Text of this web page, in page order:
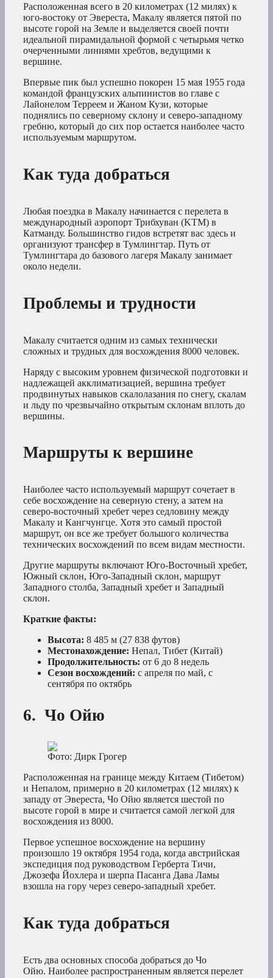
Расположенная всего в 20 километрах (12 милях) к
юго-востоку от Эвереста, Макалу является пятой по
высоте горой на Земле и выделяется своей почти
идеальной пирамидальной формой с четырьмя четко
очерченными линиями хребтов, ведущими к
вершине.
Впервые пик был успешно покорен 15 мая 1955 года
командой французских альпинистов во главе с
Лайонелом Терреем и Жаном Кузи, которые
поднялись по северному склону и северо-западному
гребню, который до сих пор остается наиболее часто
используемым маршрутом.
Как туда добраться
Любая поездка в Макалу начинается с перелета в
международный аэропорт Трибхуван (KTM) в
Катманду. Большинство гидов встретят вас здесь и
организуют трансфер в Тумлингтар. Путь от
Тумлингтара до базового лагеря Макалу занимает
около недели.
Проблемы и трудности
Макалу считается одним из самых технически
сложных и трудных для восхождения 8000 человек.
Наряду с высоким уровнем физической подготовки и
надлежащей акклиматизацией, вершина требует
продвинутых навыков скалолазания по снегу, скалам
и льду по чрезвычайно открытым склонам вплоть до
вершины.
Маршруты к вершине
Наиболее часто используемый маршрут сочетает в
себе восхождение на северную стену, а затем на
северо-восточный хребет через седловину между
Макалу и Кангчунгце. Хотя это самый простой
маршрут, он все же требует большого количества
технических восхождений по всем видам местности.
Другие маршруты включают Юго-Восточный хребет,
Южный склон, Юго-Западный склон, маршрут
Западного столба, Западный хребет и Западный
склон.
Краткие факты:
Высота: 8 485 м (27 838 футов)
Местонахождение: Непал, Тибет (Китай)
Продолжительность: от 6 до 8 недель
Сезон восхождений: с апреля по май, с
сентября по октябрь
6. Чо Ойю
Фото: Дирк Грогер
Расположенная на границе между Китаем (Тибетом)
и Непалом, примерно в 20 километрах (12 милях) к
западу от Эвереста, Чо Ойю является шестой по
высоте горой в мире и считается самой легкой для
восхождения из 8000.
Первое успешное восхождение на вершину
произошло 19 октября 1954 года, когда австрийская
экспедиция под руководством Герберта Тичи,
Джозефа Йохлера и шерпа Пасанга Дава Ламы
взошла на гору через северо-западный хребет.
Как туда добраться
Есть два основных способа добраться до Чо
Ойю. Наиболее распространенным является перелет